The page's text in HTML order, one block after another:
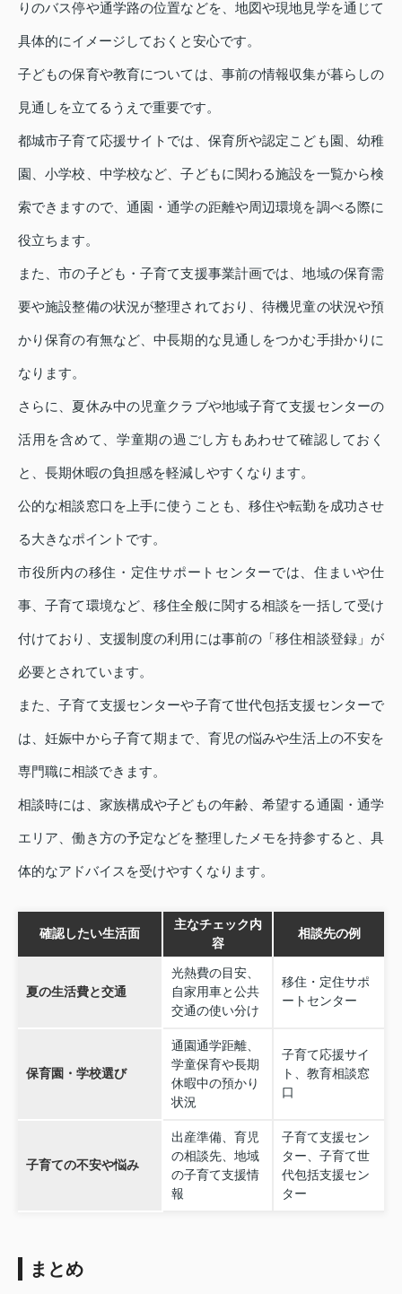
りのバス停や通学路の位置などを、地図や現地見学を通じて
具体的にイメージしておくと安心です。
子どもの保育や教育については、事前の情報収集が暮らしの
見通しを立てるうえで重要です。
都城市子育て応援サイトでは、保育所や認定こども園、幼稚
園、小学校、中学校など、子どもに関わる施設を一覧から検
索できますので、通園・通学の距離や周辺環境を調べる際に
役立ちます。
また、市の子ども・子育て支援事業計画では、地域の保育需
要や施設整備の状況が整理されており、待機児童の状況や預
かり保育の有無など、中長期的な見通しをつかむ手掛かりに
なります。
さらに、夏休み中の児童クラブや地域子育て支援センターの
活用を含めて、学童期の過ごし方もあわせて確認しておく
と、長期休暇の負担感を軽減しやすくなります。
公的な相談窓口を上手に使うことも、移住や転勤を成功させ
る大きなポイントです。
市役所内の移住・定住サポートセンターでは、住まいや仕
事、子育て環境など、移住全般に関する相談を一括して受け
付けており、支援制度の利用には事前の「移住相談登録」が
必要とされています。
また、子育て支援センターや子育て世代包括支援センターで
は、妊娠中から子育て期まで、育児の悩みや生活上の不安を
専門職に相談できます。
相談時には、家族構成や子どもの年齢、希望する通園・通学
エリア、働き方の予定などを整理したメモを持参すると、具
体的なアドバイスを受けやすくなります。
確認したい生活面
主なチェック内
容
相談先の例
夏の生活費と交通
光熱費の目安、
自家用車と公共
交通の使い分け
移住・定住サポ
ートセンター
保育園・学校選び
通園通学距離、
学童保育や長期
休暇中の預かり
状況
子育て応援サイ
ト、教育相談窓
口
子育ての不安や悩み
出産準備、育児
の相談先、地域
の子育て支援情
報
子育て支援セン
ター、子育て世
代包括支援セン
ター
まとめ